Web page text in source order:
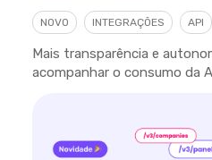
NOVO INTEGRAÇÕES API
Mais transparência e
acompanhar o consumo da